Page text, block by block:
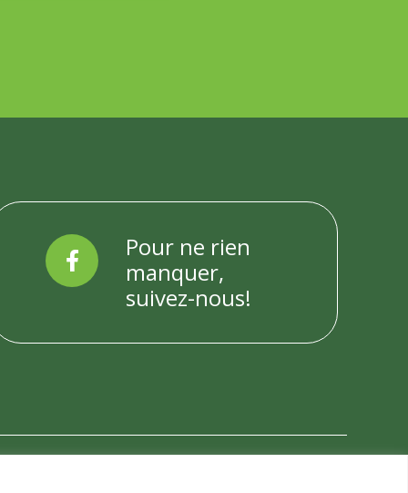
Pour ne rien
manquer,
suivez-nous!